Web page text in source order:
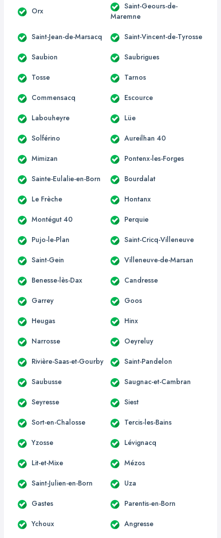
Orx
Saint-Geours-de-
Maremne
Saint-Jean-de-Marsacq Saint-Vincent-de-Tyrosse
Saubion Saubrigues
Tosse Tarnos
Commensacq Escource
Labouheyre Lüe
Solférino Aureilhan 40
Mimizan Pontenx-les-Forges
Sainte-Eulalie-en-Born Bourdalat
Le Frèche Hontanx
Montégut 40 Perquie
Pujo-le-Plan Saint-Cricq-Villeneuve
Saint-Gein Villeneuve-de-Marsan
Benesse-lès-Dax Candresse
Garrey Goos
Heugas Hinx
Narrosse Oeyreluy
Rivière-Saas-et-Gourby Saint-Pandelon
Saubusse Saugnac-et-Cambran
Seyresse Siest
Sort-en-Chalosse Tercis-les-Bains
Yzosse Lévignacq
Lit-et-Mixe Mézos
Saint-Julien-en-Born Uza
Gastes Parentis-en-Born
Ychoux Angresse